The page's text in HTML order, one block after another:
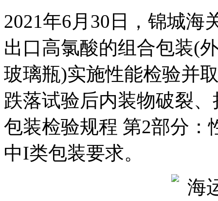
2021年6月30日，锦城海
出口高氯酸的组合包装(
玻璃瓶)实施性能检验并
跌落试验后内装物破裂
包装检验规程 第2部分：
中I类包装要求。